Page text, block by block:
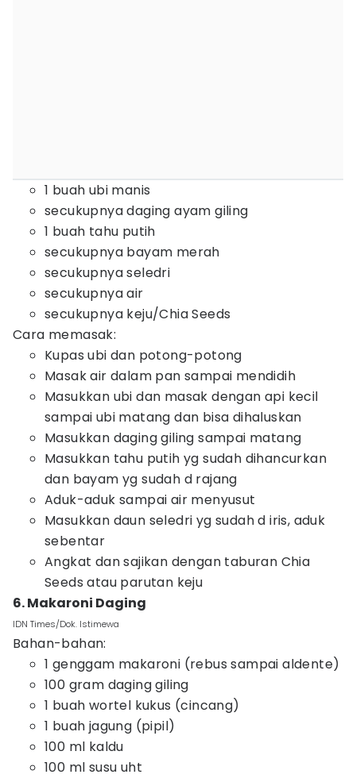
1 buah ubi manis
secukupnya daging ayam giling
1 buah tahu putih
secukupnya bayam merah
secukupnya seledri
secukupnya air
secukupnya keju/Chia Seeds
Cara memasak:
Kupas ubi dan potong-potong
Masak air dalam pan sampai mendidih
Masukkan ubi dan masak dengan api kecil
sampai ubi matang dan bisa dihaluskan
Masukkan daging giling sampai matang
Masukkan tahu putih yg sudah dihancurkan
dan bayam yg sudah d rajang
Aduk-aduk sampai air menyusut
Masukkan daun seledri yg sudah d iris, aduk
sebentar
Angkat dan sajikan dengan taburan Chia
Seeds atau parutan keju
6. Makaroni Daging
IDN Times/Dok. Istimewa
Bahan-bahan:
1 genggam makaroni (rebus sampai aldente)
100 gram daging giling
1 buah wortel kukus (cincang)
1 buah jagung (pipil)
100 ml kaldu
100 ml susu uht